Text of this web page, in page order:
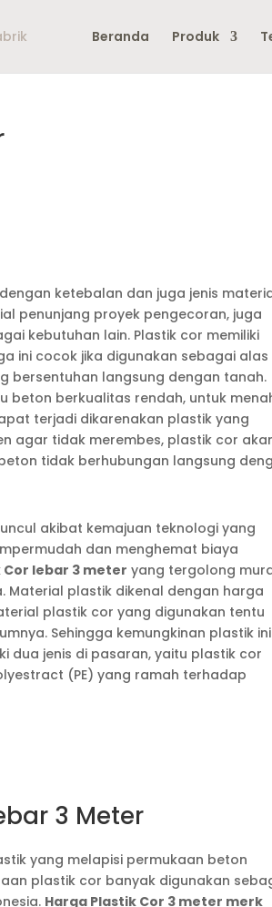
Beranda Produk
ketebalan dan juga jenis
penunjang proyek pengecoran, juga
kebutuhan lain. Plastik cor memiliki
ini cocok jika digunakan sebagai alas
bersentuhan langsung dengan tanah.
beton berkualitas rendah, untuk
terjadi dikarenakan plastik yang
agar tidak merembes, plastik cor
tidak berhubungan langsung
akibat kemajuan teknologi yang
dan menghemat biaya
Cor lebar 3 meter yang tergolong
Material plastik dikenal dengan harga
plastik cor yang digunakan tentu
Sehingga kemungkinan plastik ini
dua jenis di pasaran, yaitu plastik cor
(PE) yang ramah terhadap
3 Meter
yang melapisi permukaan beton
plastik cor banyak digunakan
Harga Plastik Cor 3 meter merk